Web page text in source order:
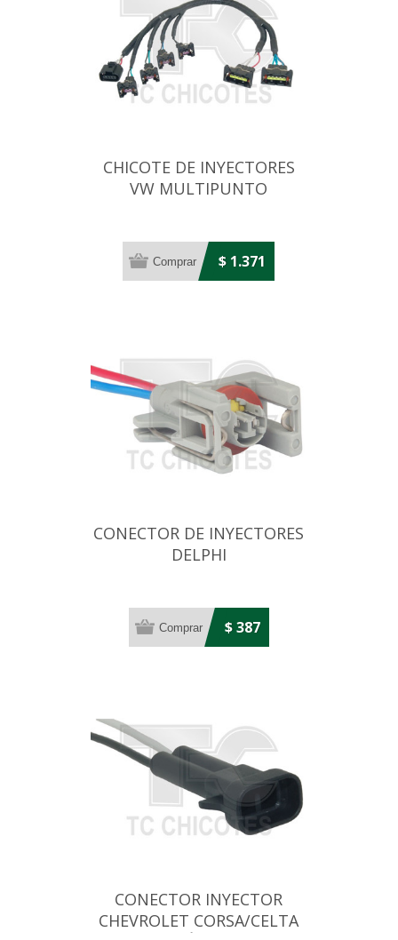
CHICOTE DE INYECTORES
VW MULTIPUNTO
$ 1.371
CONECTOR DE INYECTORES
DELPHI
$ 387
CONECTOR INYECTOR
CHEVROLET CORSA/CELTA